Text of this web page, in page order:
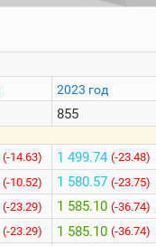
(-14.63)
(-10.52)
(-23.29)
(-23.29)
2023 год
855
1 499.74 (-23.48)
1 580.57 (-23.75)
1 585.10 (-36.74)
1 585.10 (-36.74)